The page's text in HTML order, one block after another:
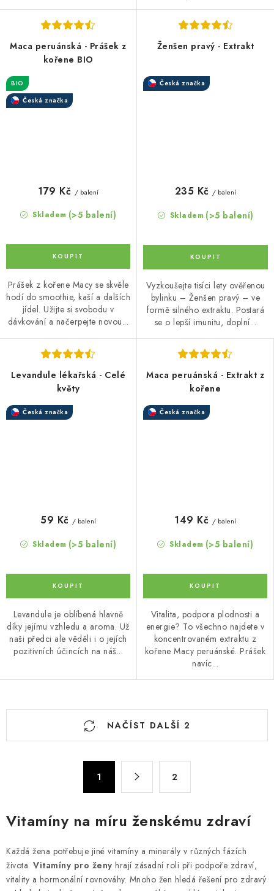
Maca peruánská - Prášek z
kořene BIO
BIO
Česká značka
Skladem (>5 balení)
179 Kč / balení
Prášek z kořene Macy se skvěle
hodí do smoothie, kaší a dalších
jídel. Užijte si svobodu v
dávkování a načerpejte novou...
Ženšen pravý - Extrakt
Česká značka
Skladem (>5 balení)
235 Kč / balení
Vyzkoušejte tisíci lety ověřenou
bylinku – Ženšen pravý – ve
formě silného extraktu. Postará
se o lepší imunitu, doplní...
Levandule lékařská - Celé
květy
Česká značka
Skladem (>5 balení)
59 Kč / balení
Levandule je oblíbená hlavně
díky jejímu vzhledu a aroma. Už
naši předci ale věděli i o jejích
pozitivních účincích na náš...
Maca peruánská - Extrakt z
kořene
Česká značka
Skladem (>5 balení)
149 Kč / balení
Vitalita, podpora plodnosti a
energie? To všechno najdete v
koncentrovaném extraktu z
kořene Macy peruánské. Prášek
navíc...
O
c
í
p
r
v
NAČÍST DALŠÍ 2
n
o
v
á
1 2
Vitamíny na míru ženskému zdraví
Každá žena potřebuje jiné vitamíny a minerály v různých fázích
života. Vitamíny pro ženy hrají zásadní roli při podpoře zdraví,
vitality a hormonální rovnováhy. Mnoho žen hledá řešení pro zdravý